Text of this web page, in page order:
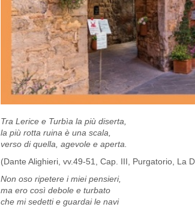
Tra Lerice e Turbìa la più diserta,
la più rotta ruina è una scala,
verso di quella, agevole e aperta.
(Dante Alighieri, vv.49-51, Cap. III, Purgatorio, La
Non oso ripetere i miei pensieri,
ma ero così debole e turbato
che mi sedetti e guardai le navi